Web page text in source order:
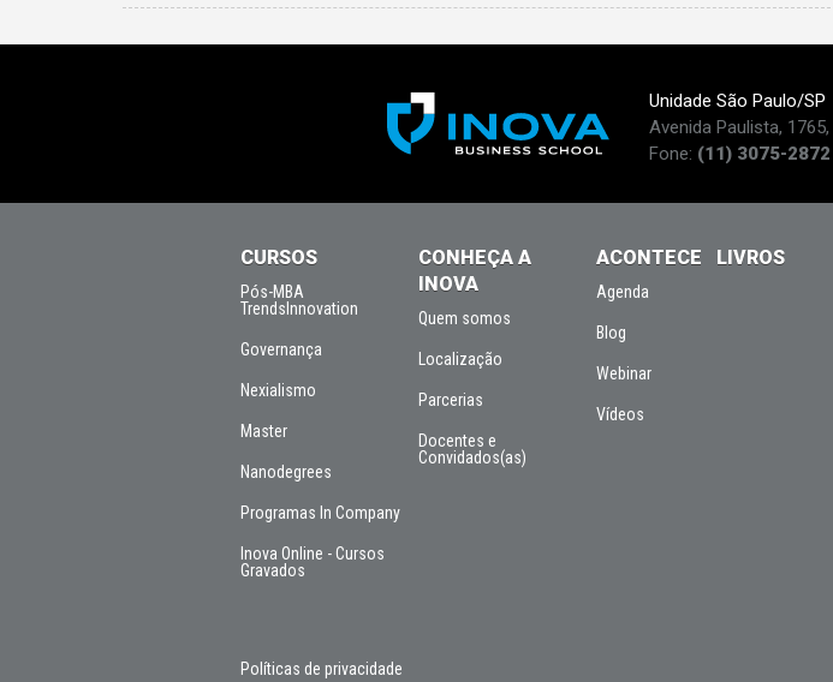
Unidade São Paulo/SP
Avenida Paulista,
Fone: (11) 3075-2872
CURSOS
Pós-MBA
TrendsInnovation
Governança
Nexialismo
Master
Nanodegrees
Programas In Company
Inova Online - Cursos
Gravados
CONHEÇA A
INOVA
Quem somos
Localização
Parcerias
Docentes e
Convidados(as)
ACONTECE
Agenda
Blog
Webinar
Vídeos
LIVROS
Políticas de privacidade